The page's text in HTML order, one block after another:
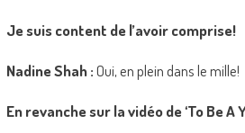
Je suis content de l’avoir comprise!
Nadine Shah :Oui, en plein dans le mille!
En revanche sur la vidéo de ‘To Be A